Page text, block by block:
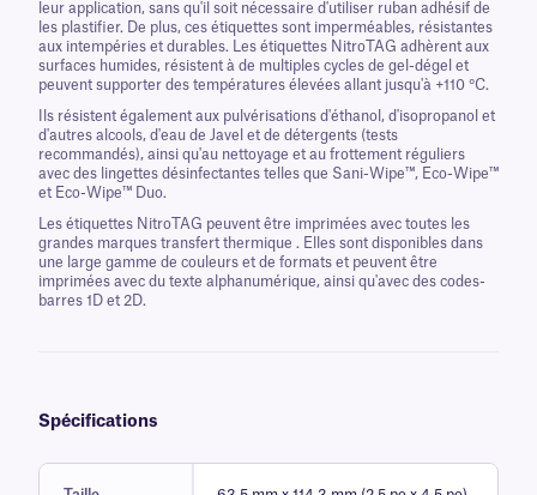
leur application, sans qu'il soit nécessaire d'utiliser ruban adhésif de
les plastifier. De plus, ces étiquettes sont imperméables, résistantes
aux intempéries et durables. Les étiquettes NitroTAG adhèrent aux
surfaces humides, résistent à de multiples cycles de gel-dégel et
peuvent supporter des températures élevées allant jusqu'à +110 °C.
Ils résistent également aux pulvérisations d'éthanol, d'isopropanol et
d'autres alcools, d'eau de Javel et de détergents (tests
recommandés), ainsi qu'au nettoyage et au frottement réguliers
avec des lingettes désinfectantes telles que Sani-Wipe™, Eco-Wipe™
et Eco-Wipe™ Duo.
Les étiquettes NitroTAG peuvent être imprimées avec toutes les
grandes marques transfert thermique . Elles sont disponibles dans
une large gamme de couleurs et de formats et peuvent être
imprimées avec du texte alphanumérique, ainsi qu'avec des codes-
barres 1D et 2D.
Spécifications